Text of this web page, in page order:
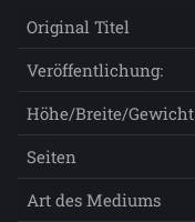
Original Titel
Veröffentlichung:
Höhe/Breite/Gewicht
Seiten
Art des Mediums